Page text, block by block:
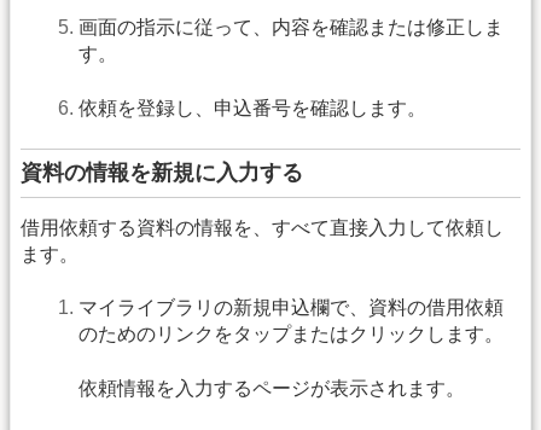
画面の指示に従って、内容を確認または修正しま
す。
依頼を登録し、申込番号を確認します。
資料の情報を新規に入力する
借用依頼する資料の情報を、すべて直接入力して依頼し
ます。
マイライブラリの新規申込欄で、資料の借用依頼
のためのリンクをタップまたはクリックします。
依頼情報を入力するページが表示されます。